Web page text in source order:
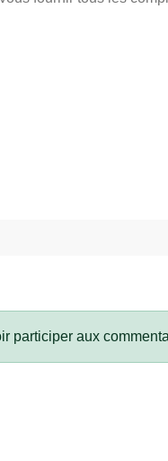
participer aux